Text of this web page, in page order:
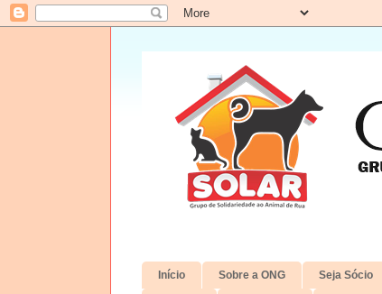
Início Sobre a ONG Seja Sócio